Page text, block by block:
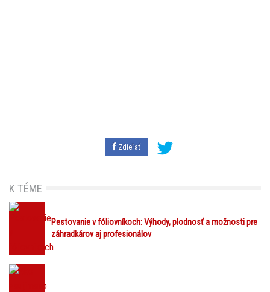
Zdieľať
K TÉME
Pestovanie v fóliovníkoch: Výhody, plodnosť a možnosti pre
záhradkárov aj profesionálov